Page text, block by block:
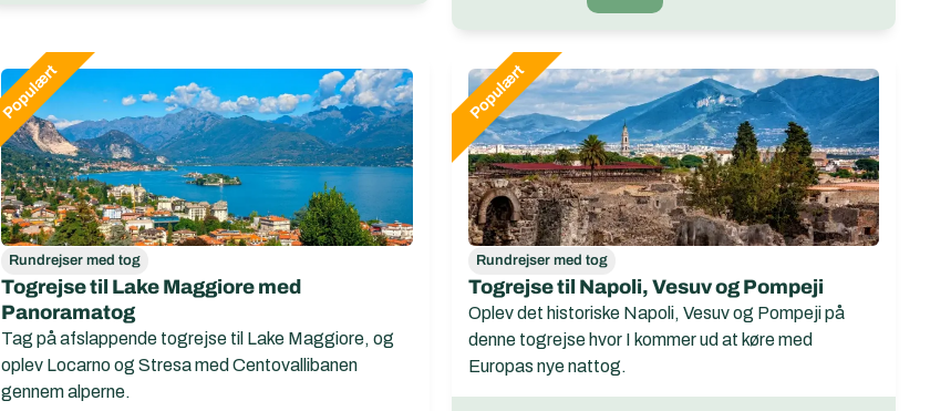
Rundrejser med tog
Togrejse til Lake Maggiore med
Panoramatog
Tag på afslappende togrejse til Lake Maggiore, og
oplev Locarno og Stresa med Centovallibanen
gennem alperne.
Rundrejser med tog
Togrejse til Napoli, Vesuv og Pompeji
Oplev det historiske Napoli, Vesuv og Pompeji på
denne togrejse hvor I kommer ud at køre med
Europas nye nattog.